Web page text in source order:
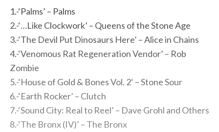
1.-‘Palms’ – Palms
2.-‘…Like Clockwork’ – Queens of the Stone Age
3.-‘The Devil Put Dinosaurs Here’ – Alice in Chains
4.-‘Venomous Rat Regeneration Vendor’ – Rob
Zombie
5.-‘House of Gold & Bones Vol. 2‘ – Stone Sour
6.-‘Earth Rocker’ – Clutch
7.-‘Sound City: Real to Reel’ – Dave Grohl and Others
8.-‘The Bronx (IV)’ – The Bronx